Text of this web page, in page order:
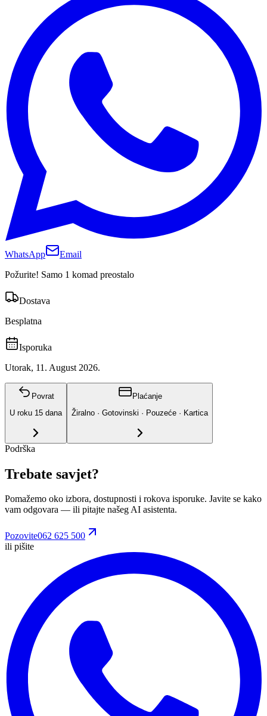
WhatsApp
Email
Požurite! Samo 1 komad preostalo
Dostava
Besplatna
Isporuka
Utorak, 11. August 2026.
Povrat
U roku 15 dana
Plaćanje
Žiralno · Gotovinski · Pouzeće · Kartica
Podrška
Trebate savjet?
Pomažemo oko izbora, dostupnosti i rokova isporuke. Javite se kako
vam odgovara — ili pitajte našeg AI asistenta.
Pozovite062 625 500
ili pišite